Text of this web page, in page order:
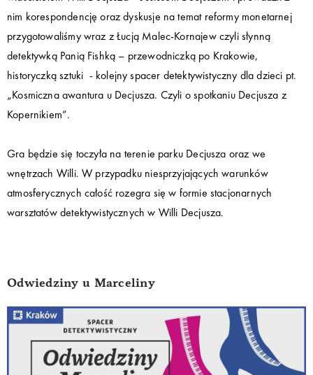
nim korespondencję oraz dyskusje na temat reformy monetarnej
przygotowaliśmy wraz z Łucją Malec-Kornajew czyli słynną
detektywką Panią Fishką – przewodniczką po Krakowie,
historyczką sztuki - kolejny spacer detektywistyczny dla dzieci pt.
„Kosmiczna awantura u Decjusza. Czyli o spotkaniu Decjusza z
Kopernikiem”.
Gra będzie się toczyła na terenie parku Decjusza oraz we
wnętrzach Willi. W przypadku niesprzyjających warunków
atmosferycznych całość rozegra się w formie stacjonarnych
warsztatów detektywistycznych w Willi Decjusza.
Odwiedziny u Marceliny